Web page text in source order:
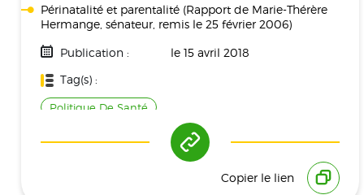
Périnatalité et parentalité (Rapport de Marie-Thérère
Hermange, sénateur, remis le 25 février 2006)
Publication :
le 15 avril 2018
Tag(s) :
Politique De Santé
Copier le lien